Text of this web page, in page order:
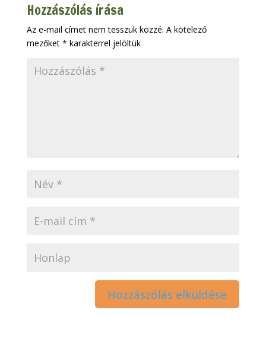
Hozzászólás írása
Az e-mail címet nem tesszük közzé. A kötelező
mezőket * karakterrel jelöltük